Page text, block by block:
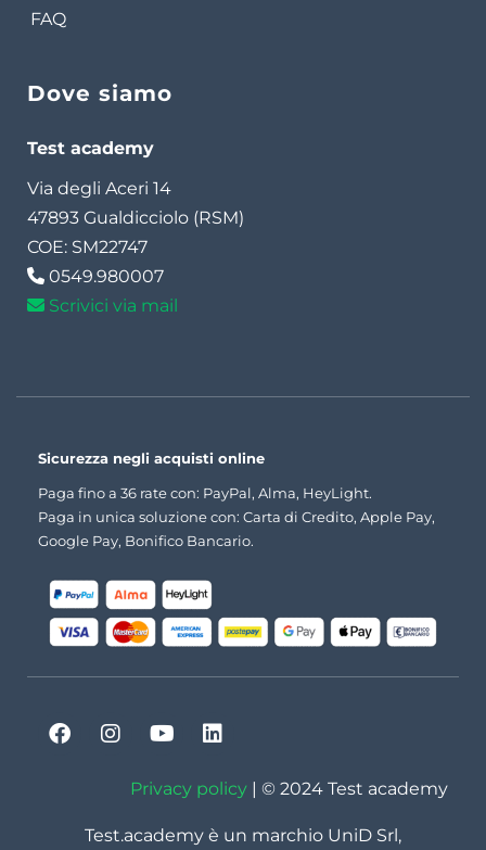
FAQ
Dove siamo
Test academy
Via degli Aceri 14
47893 Gualdicciolo (RSM)
COE: SM22747
0549.980007
Scrivici via mail
Sicurezza negli acquisti online
Paga fino a 36 rate con: PayPal, Alma, HeyLight.
Paga in unica soluzione con: Carta di Credito, Apple Pay,
Google Pay, Bonifico Bancario.
Privacy policy | © 2024 Test academy
Test.academy è un marchio UniD Srl,